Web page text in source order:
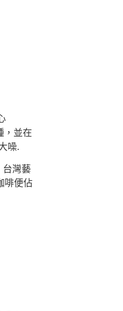
，並在
噪.
台灣藝
啡便佔